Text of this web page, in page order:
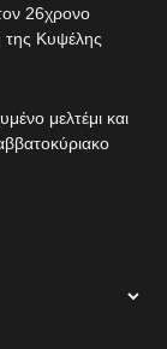
26χρονο
της Κυψέλης
μελτέμι και